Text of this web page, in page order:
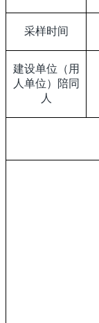
采样时间
建设单位（用
人单位）陪同
人